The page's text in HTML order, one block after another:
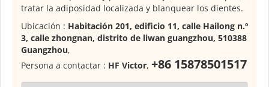
tratar la adiposidad localizada y blanquear los dientes.
Ubicación : Habitación 201, edificio 11, calle Hailong n.º
3, calle zhongnan, distrito de liwan guangzhou, 510388
Guangzhou,
Persona a contactar : HF Victor, +86 15878501517